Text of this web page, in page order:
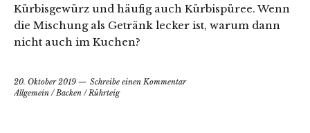
Kürbisgewürz und häufig auch Kürbispüree. Wenn
die Mischung als Getränk lecker ist, warum dann
nicht auch im Kuchen?
20. Oktober 2019
Schreibe einen Kommentar
Allgemein /Backen /Rührteig